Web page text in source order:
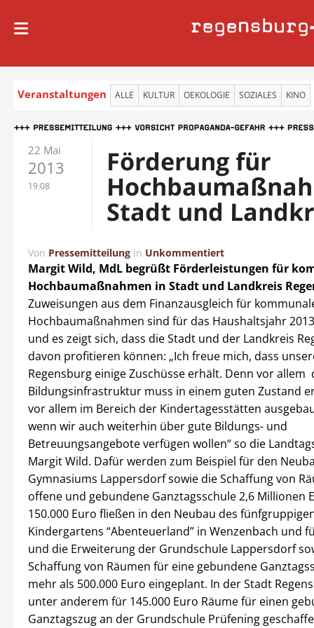
regensburg
Veranstaltungen ALLE KULTUR OEKOLOGIE SOZIALES KINO
22 Mai
2013
19:08
Förderung für
Stadt und
Von Pressemitteilung in Unkommentiert
Margit Wild, MdL begrüßt Förderleistungen für
Hochbaumaßnahmen in Stadt und Landkreis
Zuweisungen aus dem Finanzausgleich für
Hochbaumaßnahmen sind für das Haushaltsjahr
und es zeigt sich, dass die Stadt und der Landkreis
davon profitieren können: „Ich freue mich, dass
Regensburg einige Zuschüsse erhält. Denn vor allem
Bildungsinfrastruktur muss in einem guten Zustand
vor allem im Bereich der Kindertagesstätten
wenn wir auch weiterhin über gute Bildungs- und
Betreuungsangebote verfügen wollen“ so die
Margit Wild. Dafür werden zum Beispiel für den
Gymnasiums Lappersdorf sowie die Schaffung von
offene und gebundene Ganztagsschule 2,6 Millionen
150.000 Euro fließen in den Neubau des
Kindergartens “Abenteuerland” in Wenzenbach und
und die Erweiterung der Grundschule Lappersdorf
Schaffung von Räumen für eine gebundene
mehr als 500.000 Euro eingeplant. In der Stadt
unter anderem für 145.000 Euro Räume für einen
Ganztagszug an der Grundschule Prüfening